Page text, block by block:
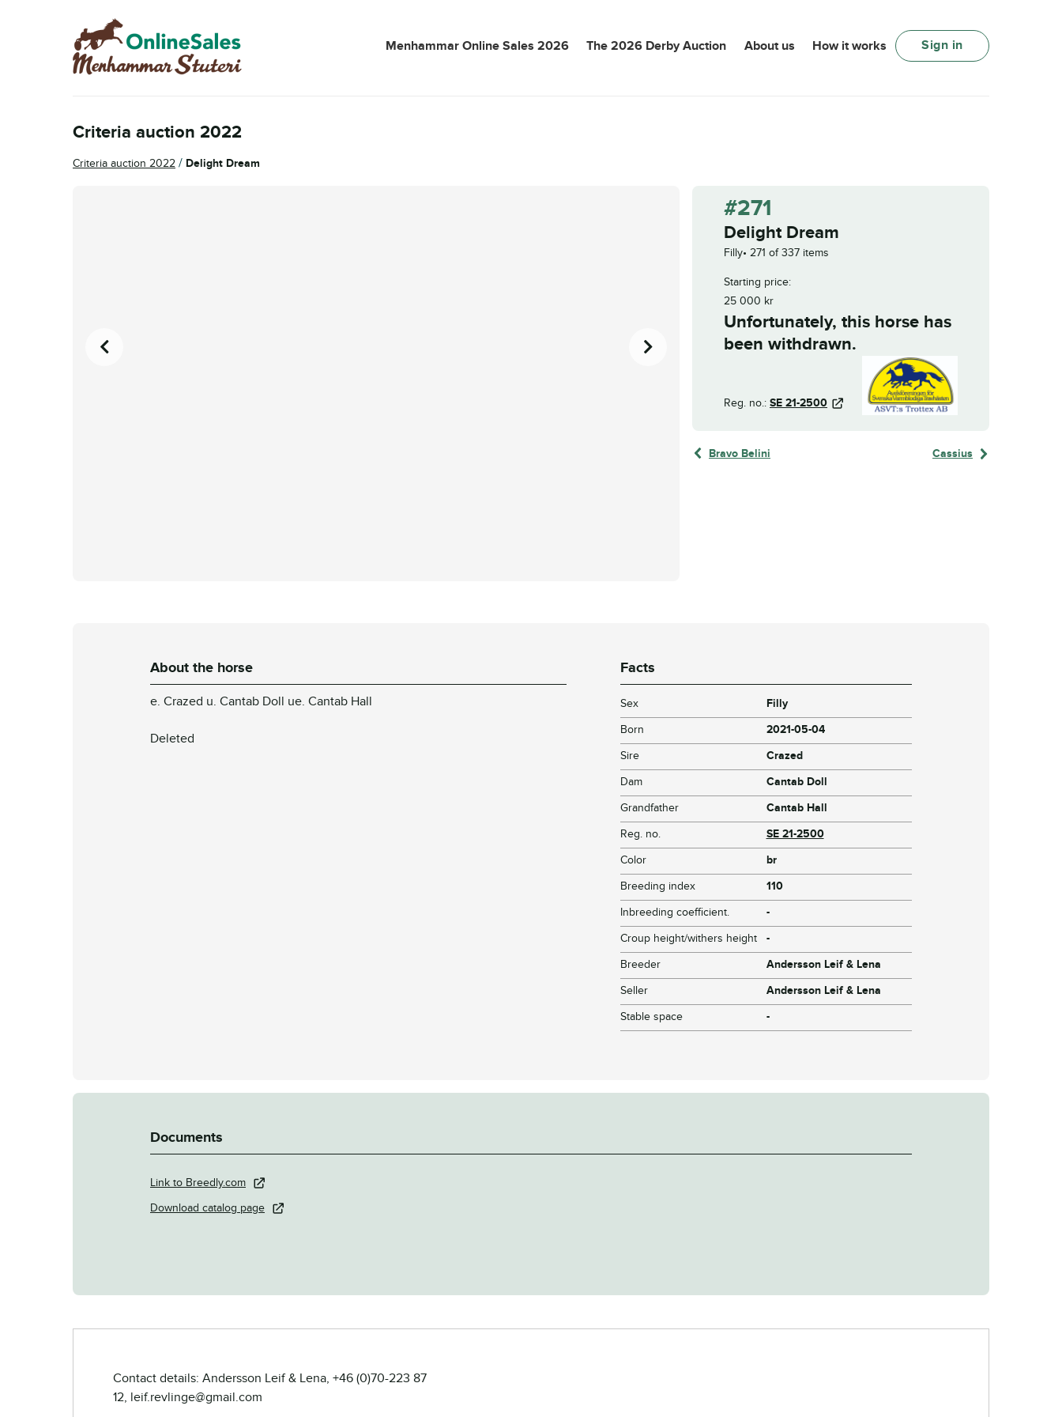
Skip
to
navigation
Skip
to
content
Menhammar Online Sales 2026 The 2026 Derby Auction About us How it works Sign in
Criteria auction 2022
Criteria auction 2022 / Delight Dream
#271
Delight Dream
Filly 271 of 337 items
Starting price:
25 000 kr
Unfortunately, this horse has
been withdrawn.
Reg. no.: SE 21-2500
Bravo Belini Cassius
About the horse
e. Crazed u. Cantab Doll ue. Cantab Hall
Deleted
Facts
Sex
Filly
Born
2021-05-04
Sire
Crazed
Dam
Cantab Doll
Grandfather
Cantab Hall
Reg. no.
SE 21-2500
Color
br
Breeding index
110
Inbreeding coefficient.
-
Croup height/withers height
-
Breeder
Andersson Leif & Lena
Seller
Andersson Leif & Lena
Stable space
-
Documents
Link to Breedly.com
Download catalog page
Contact details: Andersson Leif & Lena, +46 (0)70-223 87
12, leif.revlinge@gmail.com